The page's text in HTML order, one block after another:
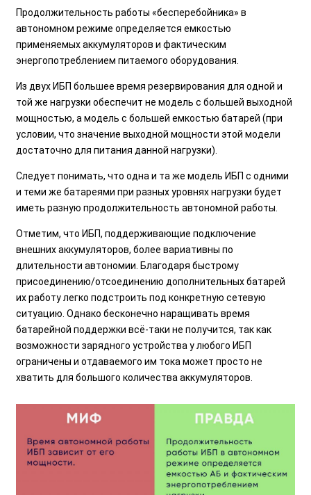
Продолжительность работы «бесперебойника» в
автономном режиме определяется емкостью
применяемых аккумуляторов и фактическим
энергопотреблением питаемого оборудования.
Из двух ИБП большее время резервирования для одной и
той же нагрузки обеспечит не модель с большей выходной
мощностью, а модель с большей емкостью батарей (при
условии, что значение выходной мощности этой модели
достаточно для питания данной нагрузки).
Следует понимать, что одна и та же модель ИБП с одними
и теми же батареями при разных уровнях нагрузки будет
иметь разную продолжительность автономной работы.
Отметим, что ИБП, поддерживающие подключение
внешних аккумуляторов, более вариативны по
длительности автономии. Благодаря быстрому
присоединению/отсоединению дополнительных батарей
их работу легко подстроить под конкретную сетевую
ситуацию. Однако бесконечно наращивать время
батарейной поддержки всё-таки не получится, так как
возможности зарядного устройства у любого ИБП
ограничены и отдаваемого им тока может просто не
хватить для большого количества аккумуляторов.